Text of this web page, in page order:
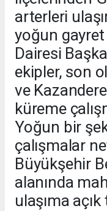
arterleri
yoğun
Dairesi
ekipler, son
ve
küreme
Yoğun bir
çalışmalar
Büyükşehir
alanında
ulaşıma